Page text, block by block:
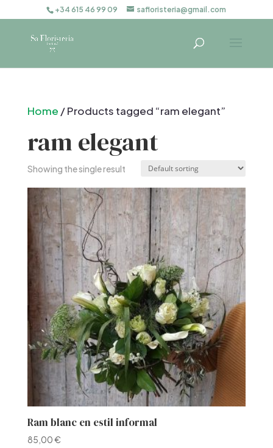
+34 615 46 99 09 safloristeria@gmail.com
Home / Products tagged “ram elegant”
ram elegant
Showing the single result
Ram blanc en estil informal
85,00€